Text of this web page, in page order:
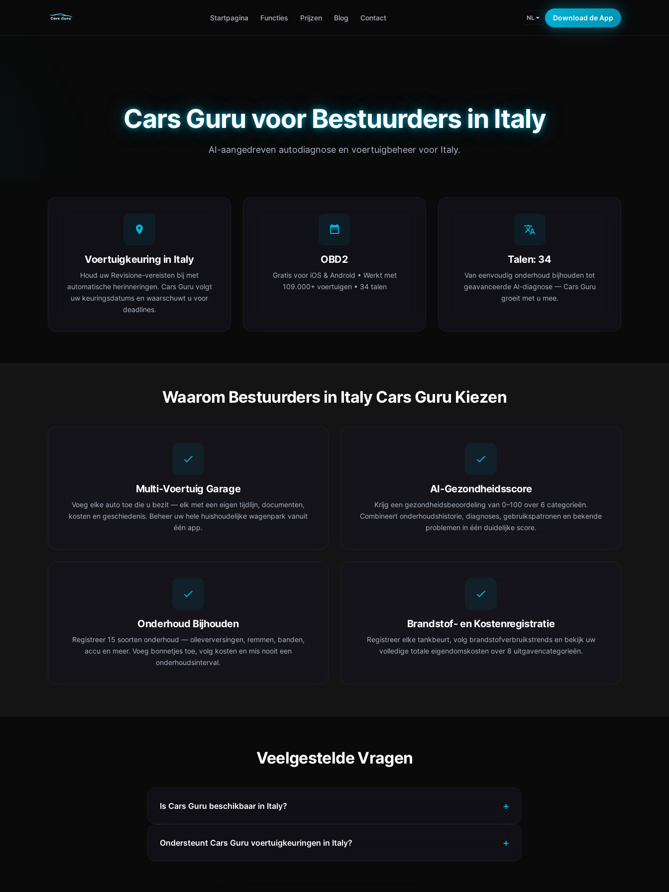
Startpagina Functies Prijzen Blog Contact NL Download de App
Cars Guru voor Bestuurders in Italy
AI-aangedreven autodiagnose en voertuigbeheer voor Italy.
Voertuigkeuring in Italy
Houd uw Revisione-vereisten bij met
automatische herinneringen. Cars Guru volgt
uw keuringsdatums en waarschuwt u voor
deadlines.
OBD2
Gratis voor iOS & Android • Werkt met
109.000+ voertuigen • 34 talen
Talen: 34
Van eenvoudig onderhoud bijhouden tot
geavanceerde AI-diagnose — Cars Guru
groeit met u mee.
Waarom Bestuurders in Italy Cars Guru Kiezen
Multi-Voertuig Garage
Voeg elke auto toe die u bezit — elk met een eigen tijdlijn, documenten,
kosten en geschiedenis. Beheer uw hele huishoudelijke wagenpark vanuit
één app.
AI-Gezondheidsscore
Krijg een gezondheidsbeoordeling van 0–100 over 6 categorieën.
Combineert onderhoudshistorie, diagnoses, gebruikspatronen en bekende
problemen in één duidelijke score.
Onderhoud Bijhouden
Registreer 15 soorten onderhoud — olieverversingen, remmen, banden,
accu en meer. Voeg bonnetjes toe, volg kosten en mis nooit een
onderhoudsinterval.
Brandstof- en Kostenregistratie
Registreer elke tankbeurt, volg brandstofverbruikstrends en bekijk uw
volledige totale eigendomskosten over 8 uitgavencategorieën.
Veelgestelde Vragen
Is Cars Guru beschikbaar in Italy?
Ondersteunt Cars Guru voertuigkeuringen in Italy?